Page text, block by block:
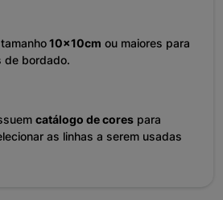
10x10cm ou maiores para
de bordado.
catálogo de cores para
as linhas a serem usadas